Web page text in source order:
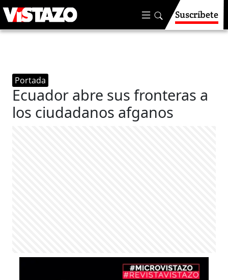
Suscríbete
Portada
Ecuador abre sus fronteras a
los ciudadanos afganos